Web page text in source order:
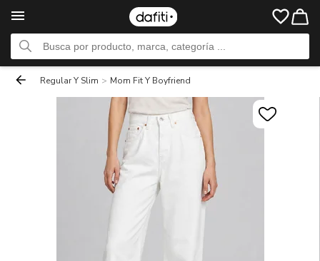
Regular Y Slim > Mom Fit Y Boyfriend